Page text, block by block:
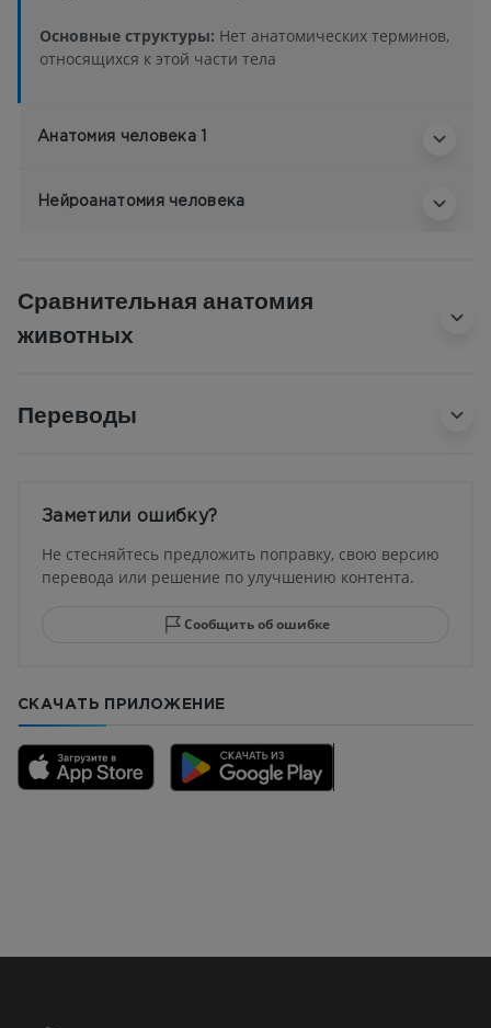
Основные структуры: Нет анатомических терминов,
относящихся к этой части тела
Анатомия человека 1
Нейроанатомия человека
Сравнительная анатомия
животных
Переводы
Заметили ошибку?
Не стесняйтесь предложить поправку, свою версию
перевода или решение по улучшению контента.
Сообщить об ошибке
СКАЧАТЬ ПРИЛОЖЕНИЕ